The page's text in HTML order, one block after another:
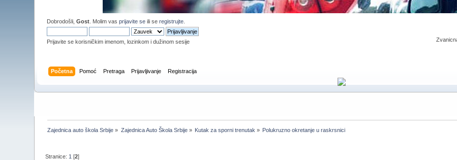
Dobrodošli,Gost . Molim vasprijavite se ili seregistrujte
Prijavite se korisničkim imenom, lozinkom i dužinom sesije
Početna Pomoć Pretraga Prijavljivanje Registracija
Zajednica auto škola Srbije » Zajednica Auto Škola Srbije» Kutak za sporni trenutak » Polukruzno okretanje u raskrsnici
Stranice: 1 [2]